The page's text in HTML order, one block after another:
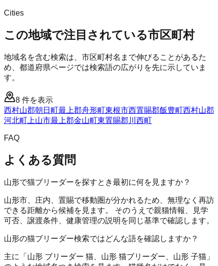
Cities
この地域で注目されている市区町村
地域名を含む検索は、市区町村名まで伸びることがあるた
め、都道府県ページでは検索語の広がりを先に示していま
す。
8 件を表示
西村山郡朝日町最上郡舟形町東根市西置賜郡飯豊町西村山郡
河北町 上山市最上郡金山町東置賜郡川西町
FAQ
よくある質問
山形で猫ブリーダーを探すとき最初に何を見ますか？
山形市、庄内、置賜で移動圏が分かれるため、無理なく再訪
できる距離から候補を見ます。 そのうえで親猫情報、見学
可否、譲渡条件、健康管理の説明を同じ基準で確認します。
山形の猫ブリーダー検索ではどんな語を確認しますか？
主に「山形 ブリーダー 猫、山形 猫ブリーダー、山形 子猫」